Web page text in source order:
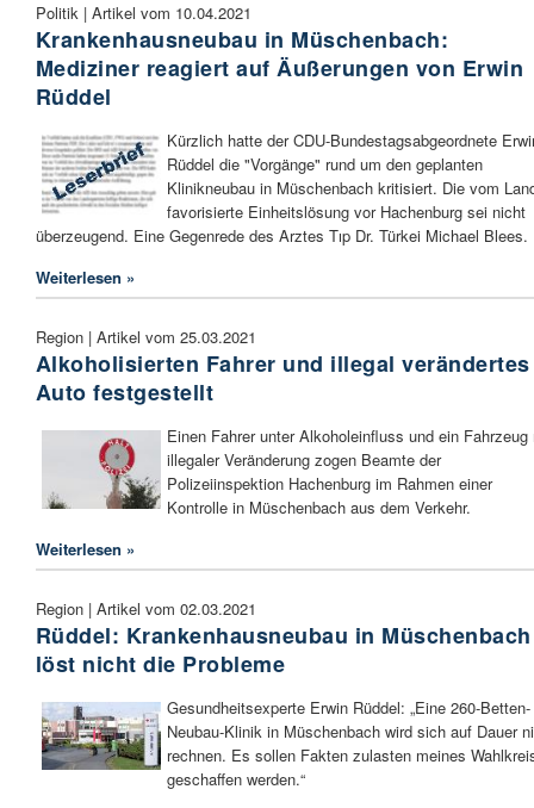
Politik | Artikel vom 10.04.2021
Krankenhausneubau in Müschenbach:
Mediziner reagiert auf Äußerungen von Erwin
Rüddel
Kürzlich hatte der CDU-Bundestagsabgeordnete
Rüddel die "Vorgänge" rund um den geplanten
Klinikneubau in Müschenbach kritisiert. Die vom
favorisierte Einheitslösung vor Hachenburg sei nicht
überzeugend. Eine Gegenrede des Arztes Tıp Dr. Türkei Michael Blees.
Weiterlesen »
Region | Artikel vom 25.03.2021
Alkoholisierten Fahrer und illegal verändertes
Auto festgestellt
Einen Fahrer unter Alkoholeinfluss und ein Fahrzeug
illegaler Veränderung zogen Beamte der
Polizeiinspektion Hachenburg im Rahmen einer
Kontrolle in Müschenbach aus dem Verkehr.
Weiterlesen »
Region | Artikel vom 02.03.2021
Rüddel: Krankenhausneubau in Müschenbach
löst nicht die Probleme
Gesundheitsexperte Erwin Rüddel: „Eine 260-Betten-
Neubau-Klinik in Müschenbach wird sich auf Dauer
rechnen. Es sollen Fakten zulasten meines
geschaffen werden.“